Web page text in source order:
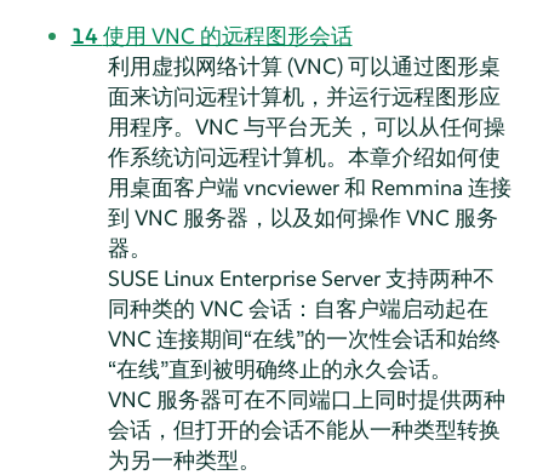
14使用 VNC 的远程图形会话
利用虚拟网络计算 (VNC) 可以通过图形桌
面来访问远程计算机，并运行远程图形应
用程序。VNC 与平台无关，可以从任何操
作系统访问远程计算机。本章介绍如何使
用桌面客户端 vncviewer 和 Remmina 连接
到 VNC 服务器，以及如何操作 VNC 服务
器。
SUSE Linux Enterprise Server支持两种不
同种类的 VNC 会话：自客户端启动起在
VNC 连接期间“在线”的一次性会话和始终
“在线”直到被明确终止的永久会话。
VNC 服务器可在不同端口上同时提供两种
会话，但打开的会话不能从一种类型转换
为另一种类型。